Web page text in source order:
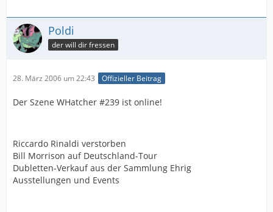
Poldi
der will dir fressen
28. März 2006 um 22:43 Offizieller Beitrag
Der Szene WHatcher #239 ist online!
Riccardo Rinaldi verstorben
Bill Morrison auf Deutschland-Tour
Dubletten-Verkauf aus der Sammlung Ehrig
Ausstellungen und Events